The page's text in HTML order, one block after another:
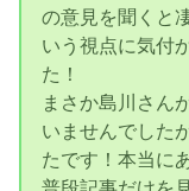
の意見を聞くと
いう視点に気付
た！
まさか島川さん
いませんでした
たです！本当に